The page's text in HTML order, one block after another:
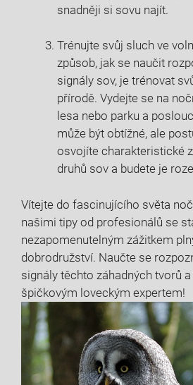
snadněji si‌ sovu najít.
Trénujte svůj sluch ve
způsob, jak se naučit
signály sov, je trénovat
přírodě. Vydejte⁢ se⁣ na
lesa nebo parku a
může být obtížné, ​ale⁤
osvojíte‍ charakteristické
druhů ​sov a budete je
Vítejte do fascinujícího‌ světa
našimi tipy ​od profesionálů se⁢
nezapomenutelným⁤ zážitkem
dobrodružství. ⁢Naučte se
signály těchto záhadných ⁢tvorů
špičkovým ⁣loveckým expertem!